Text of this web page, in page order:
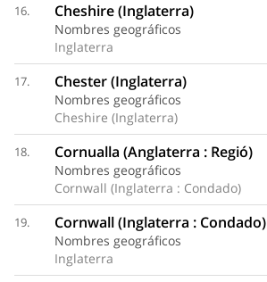
16. Cheshire (Inglaterra)
Nombres geográficos
Inglaterra
17. Chester (Inglaterra)
Nombres geográficos
Cheshire (Inglaterra)
18. Cornualla (Anglaterra : Regió)
Nombres geográficos
Cornwall (Inglaterra : Condado)
19. Cornwall (Inglaterra : Condado)
Nombres geográficos
Inglaterra